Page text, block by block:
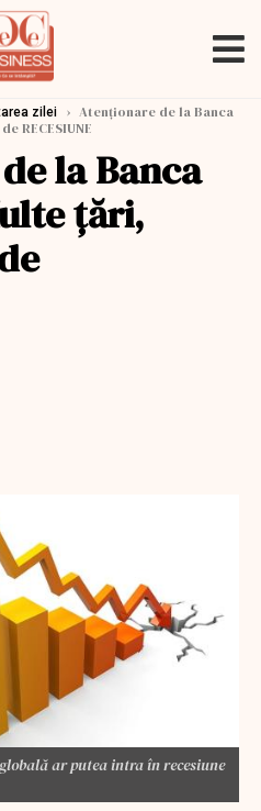
zilei › Atenționare de la Banca
RECESIUNE
la Banca
țări,
ar putea intra în recesiune